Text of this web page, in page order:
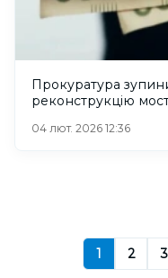
Прокуратура
реконструкцію
04 лют. 2026 12:36
1 2 3